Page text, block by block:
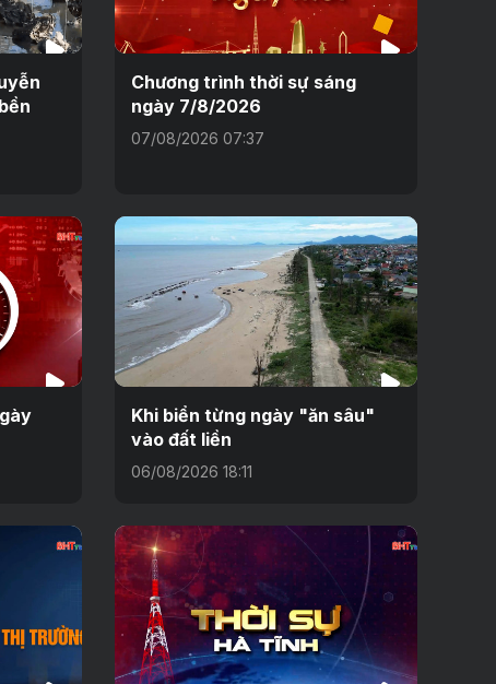
Chương trình thời sự sáng
ngày 7/8/2026
07/08/2026 07:37
Khi biển từng ngày "ăn sâu"
vào đất liền
06/08/2026 18:11